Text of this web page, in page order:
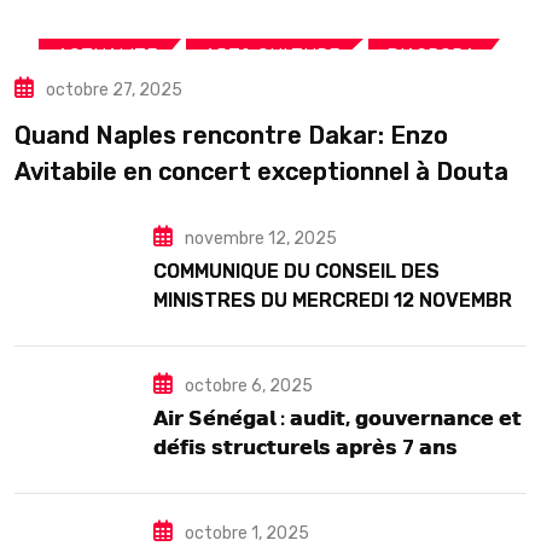
ACTUALITE ART& CULTURE DIASPORA
TOURISME
octobre 27, 2025
Quand Naples rencontre Dakar: Enzo
Avitabile en concert exceptionnel à Douta
novembre 12, 2025
COMMUNIQUE DU CONSEIL DES
MINISTRES DU MERCREDI 12 NOVEMBRE
octobre 6, 2025
𝗔𝗶𝗿 𝗦𝗲́𝗻𝗲́𝗴𝗮𝗹 : 𝗮𝘂𝗱𝗶𝘁, 𝗴𝗼𝘂𝘃𝗲𝗿𝗻𝗮𝗻𝗰𝗲 𝗲𝘁
𝗱𝗲́𝗳𝗶𝘀 𝘀𝘁𝗿𝘂𝗰𝘁𝘂𝗿𝗲𝗹𝘀 𝗮𝗽𝗿𝗲̀𝘀 7 𝗮𝗻𝘀
octobre 1, 2025